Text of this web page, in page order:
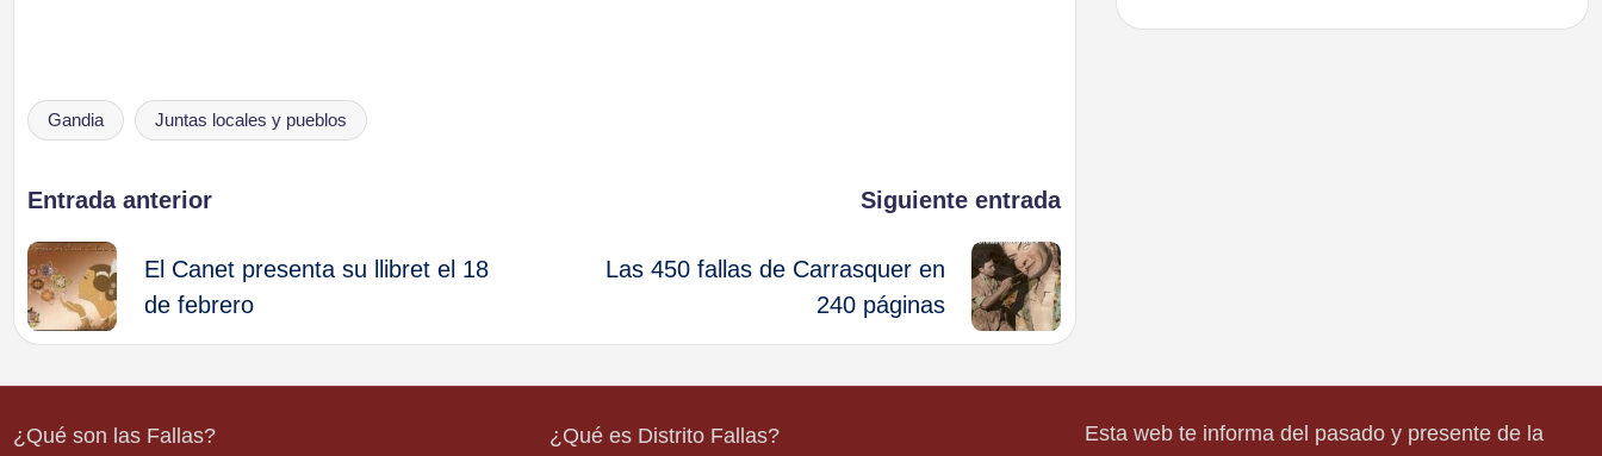
Etiquetas:
Gandia Juntas locales y pueblos
Navegación
de
entradas
Entrada anterior
El Canet presenta su llibret el 18
de febrero
Siguiente entrada
Las 450 fallas de Carrasquer en
240 páginas
¿Qué son las Fallas? ¿Qué es Distrito Fallas? Esta web te informa del pasado y presente de la